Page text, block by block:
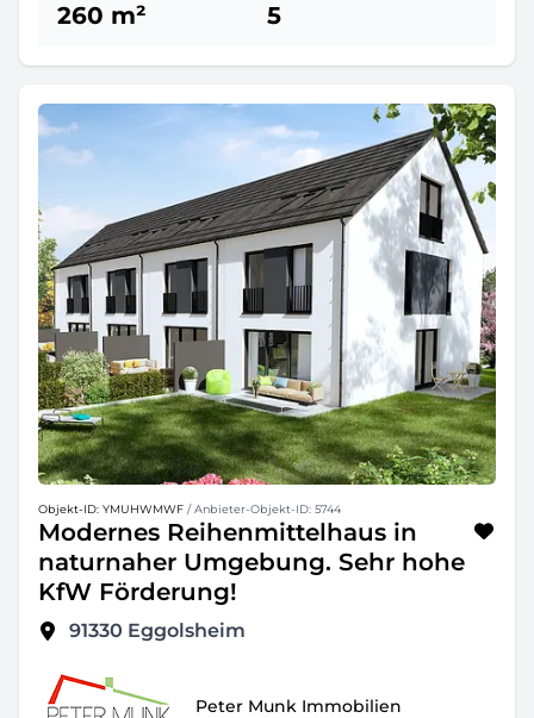
260 m² 5
Objekt-ID: YMUHWMWF / Anbieter-Objekt-ID: 5744
Modernes Reihenmittelhaus in
naturnaher Umgebung. Sehr hohe
KfW Förderung!
91330 Eggolsheim
Peter Munk Immobilien